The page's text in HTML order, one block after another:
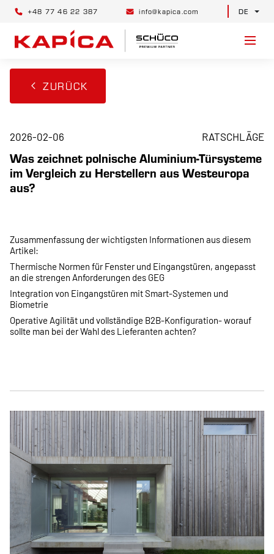
+48 77 46 22 387 info@kapica.com DE
ZURÜCK
2026-02-06 RATSCHLÄGE
Was zeichnet polnische Aluminium-Türsysteme
im Vergleich zu Herstellern aus Westeuropa
aus?
Zusammenfassung der wichtigsten Informationen aus diesem
Artikel:
Thermische Normen für Fenster und Eingangstüren, angepasst
an die strengen Anforderungen des GEG
Integration von Eingangstüren mit Smart-Systemen und
Biometrie
Operative Agilität und vollständige B2B-Konfiguration- worauf
sollte man bei der Wahl des Lieferanten achten?